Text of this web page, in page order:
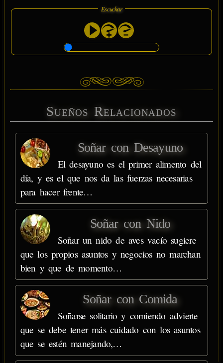
Escuchar
Sueños Relacionados
Soñar con Desayuno
El desayuno es el primer alimento del
día, y es el que nos da las fuerzas necesarias
para hacer frente…
Soñar con Nido
Soñar un nido de aves vacío sugiere
que los propios asuntos y negocios no marchan
bien y que de momento…
Soñar con Comida
Soñarse solitario y comiendo advierte
que se debe tener más cuidado con los asuntos
que se estén manejando,…